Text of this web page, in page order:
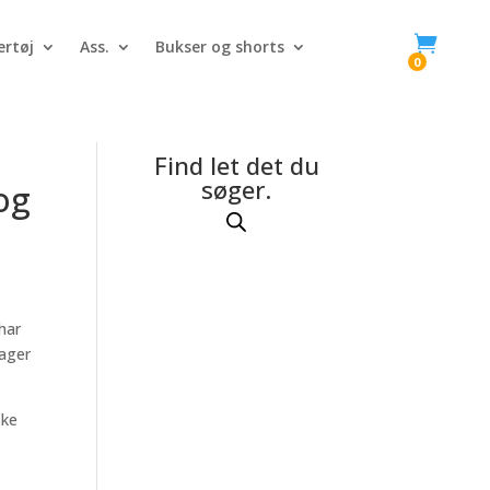
Ass. Bukser og shorts 
0
Find let det du
søger.